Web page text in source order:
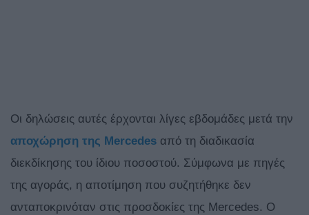
Οι δηλώσεις αυτές έρχονται λίγες εβδομάδες μετά την
αποχώρηση της Mercedes από τη διαδικασία
διεκδίκησης του ίδιου ποσοστού. Σύμφωνα με πηγές
της αγοράς, η αποτίμηση που συζητήθηκε δεν
ανταποκρινόταν στις προσδοκίες της Mercedes. Ο